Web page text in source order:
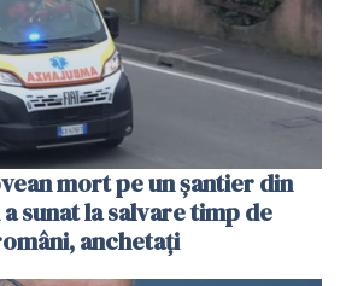
mort pe un șantier din
sunat la salvare timp de
anchetați